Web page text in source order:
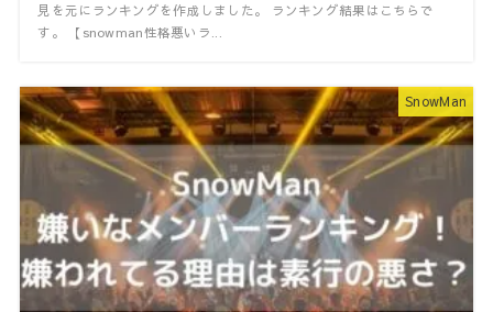
見を元にランキングを作成しました。 ランキング結果はこちらで
す。 【snowman性格悪いラ...
SnowMan